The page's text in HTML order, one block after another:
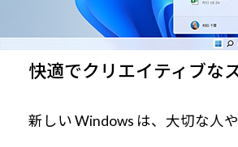
快適でクリエイティブな
新しい Windows は、大切な人